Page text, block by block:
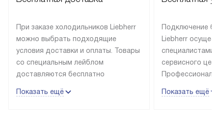
При заказе холодильников Liebherr
можно выбрать подходящие
условия доставки и оплаты. Товары
со специальным лейблом
доставляются бесплатно
до подъезда, выезд за МКАД
Показать ещё
Подключение
Liebherr
специалистами
сервисного
эксплуатации
Показать ещё